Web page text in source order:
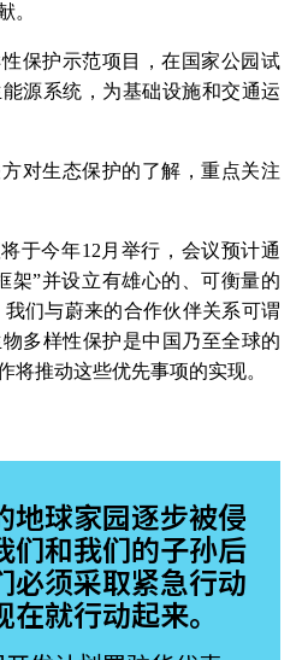
。
保护示范项目，在国家公园试
源系统，为基础设施和交通运
对生态保护的了解，重点关注
于今年12月举行，会议预计通
架”并设立有雄心的、可衡量的
们与蔚来的合作伙伴关系可谓
多样性保护是中国乃至全球的
将推动这些优先事项的实现。
地球家园逐步被侵
们和我们的子孙后
必须采取紧急行动
就行动起来。